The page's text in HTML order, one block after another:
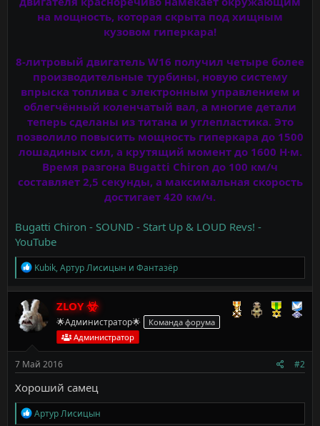
на мощность, которая скрыта под хищным
кузовом гиперкара!
8-литровый двигатель W16 получил четыре более
производительные турбины, новую систему
впрыска топлива с электронным управлением и
облегчённый коленчатый вал, а многие детали
теперь сделаны из титана и углепластика. Это
позволило повысить мощность гиперкара до 1500
лошадиных сил, а крутящий момент до 1600 Н·м.
Время разгона Bugatti Chiron до 100 км/ч
составляет 2,5 секунды, а максимальная скорость
достигает 420 км/ч.
Bugatti Chiron - SOUND - Start Up & LOUD Revs! -
YouTube
Р
е
а
к
ц
и
и
Kubik,Артур Лисицын и Фантазёр
ZLOY
🌟Администратор🌟
Команда форума
Администратор
7 Май 2016 #2
Хороший самец
Р
е
Артур Лисицын